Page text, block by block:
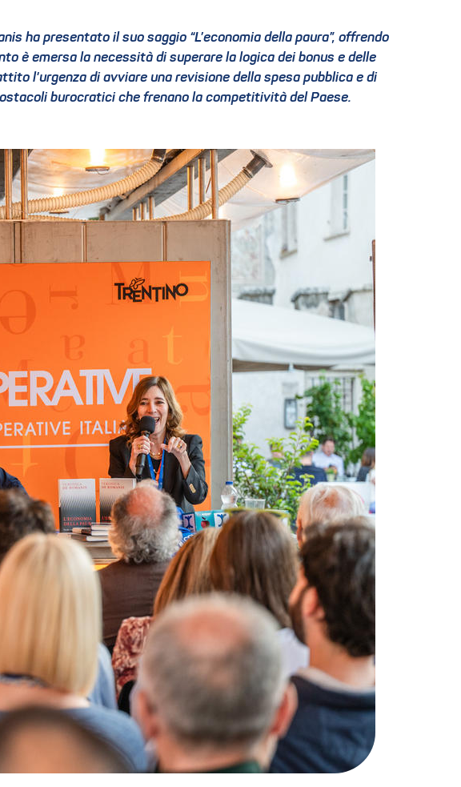
ha presentato il suo saggio “L’economia della paura”, offrendo
è emersa la necessità di superare la logica dei bonus e delle
l'urgenza di avviare una revisione della spesa pubblica e di
burocratici che frenano la competitività del Paese.